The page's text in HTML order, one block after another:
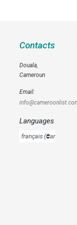
Contacts
Douala,
Cameroun
Email:
Languages